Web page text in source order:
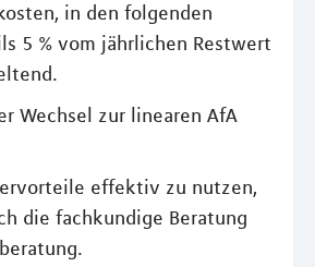
in den folgenden
5 % vom jährlichen Restwert
Wechsel zur linearen AfA
effektiv zu nutzen,
die fachkundige Beratung